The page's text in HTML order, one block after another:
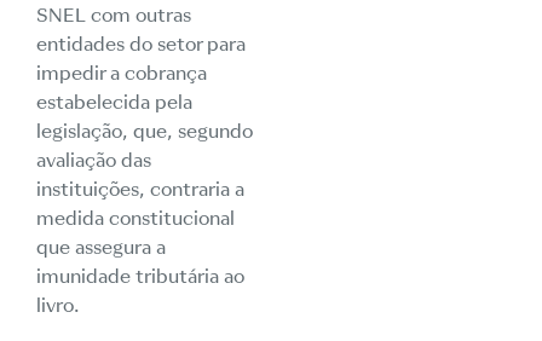
SNEL com outras
entidades do setor para
impedir a cobrança
estabelecida pela
legislação, que, segundo
avaliação das
instituições, contraria a
medida constitucional
que assegura a
imunidade tributária ao
livro.